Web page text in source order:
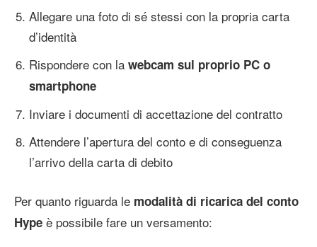
Allegare una foto di sé stessi con la propria carta
d’identità
Rispondere con la webcam sul proprio PC o
smartphone
Inviare i documenti di accettazione del contratto
Attendere l’apertura del conto e di conseguenza
l’arrivo della carta di debito
Per quanto riguarda le modalità di ricarica del conto
Hype è possibile fare un versamento: